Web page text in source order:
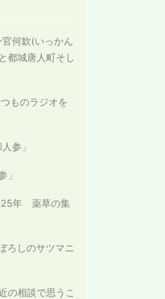
何欽(いっかん
都城唐人町そし
ものラジオを
参」
」
年 薬草の集
ろしのサツマニ
の相談で思うこ